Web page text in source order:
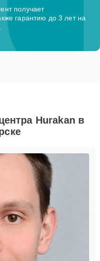
получает
гарантию до 3 лет на
Hurakan в